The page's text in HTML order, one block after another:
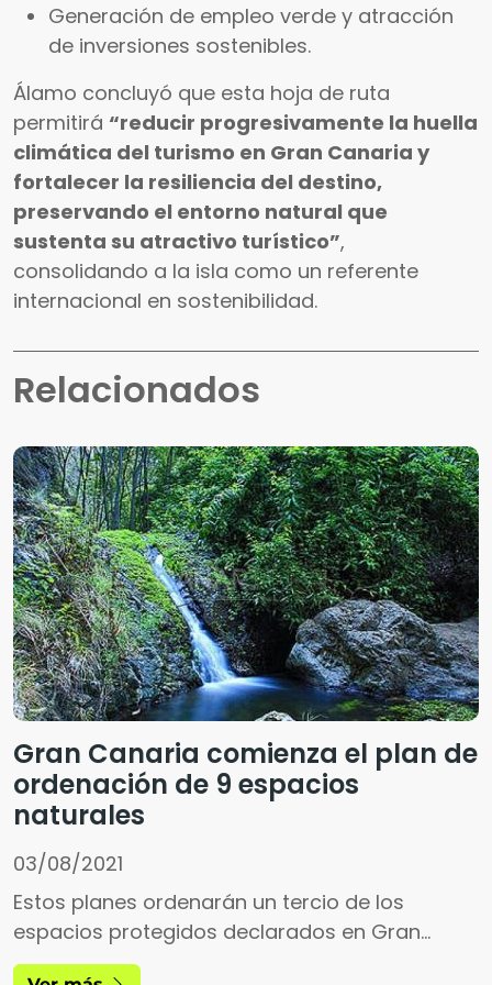
Generación de empleo verde y atracción
de inversiones sostenibles.
Álamo concluyó que esta hoja de ruta
permitirá “reducir progresivamente la huella
climática del turismo en Gran Canaria y
fortalecer la resiliencia del destino,
preservando el entorno natural que
sustenta su atractivo turístico”,
consolidando a la isla como un referente
internacional en sostenibilidad.
Relacionados
Gran Canaria comienza el plan de
ordenación de 9 espacios
naturales
03/08/2021
Estos planes ordenarán un tercio de los
espacios protegidos declarados en Gran
Canaria, entre los que se encuentran iconos